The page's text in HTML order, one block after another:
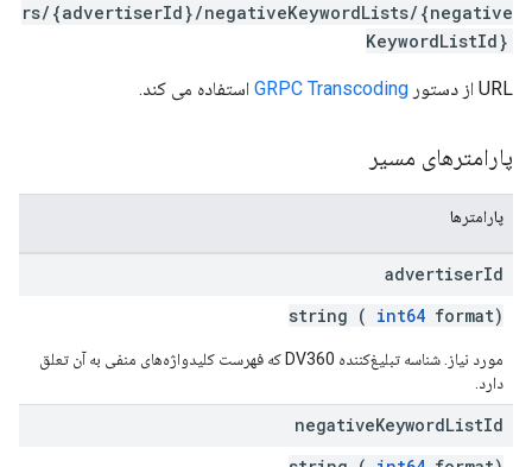
rs/{advertiserId}/negativeKeywordLists/{negative
KeywordListId}
URL از دستور GRPC Transcoding استفاده می کند.
پارامترهای مسیر
پارامترها
advertiserId
string ( int64 format)
مورد نیاز. شناسه تبلیغ‌کننده DV360 که فهرست کلیدواژه‌های منفی به آن تعلق
دارد.
negativeKeywordListId